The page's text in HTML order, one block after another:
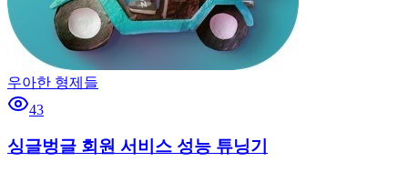
우아한 형제들
43
싱글벙글 회원 서비스 성능 튜닝기